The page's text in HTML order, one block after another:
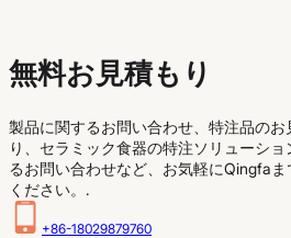
無料お見積もり
製品に関するお問い合わせ、特注品のお
り、セラミック食器の特注ソリューショ
るお問い合わせなど、お気軽にQingfaま
ください。.
+86-18029879760